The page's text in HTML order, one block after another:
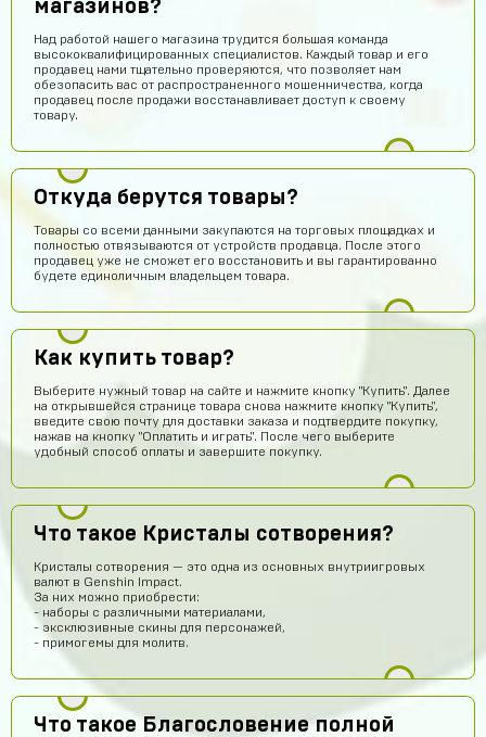
магазинов?
Над работой нашего магазина трудится большая команда
высококвалифицированных специалистов. Каждый товар и его
продавец нами тщательно проверяются, что позволяет нам
обезопасить вас от распространенного мошенничества, когда
продавец после продажи восстанавливает доступ к своему
товару.
Откуда берутся товары?
Товары со всеми данными закупаются на торговых площадках и
полностью отвязываются от устройств продавца. После этого
продавец уже не сможет его восстановить и вы гарантированно
будете единоличным владельцем товара.
Как купить товар?
Выберите нужный товар на сайте и нажмите кнопку "Купить". Далее
на открывшейся странице товара снова нажмите кнопку "Купить",
введите свою почту для доставки заказа и подтвердите покупку,
нажав на кнопку "Оплатить и играть". После чего выберите
удобный способ оплаты и завершите покупку.
Что такое Кристалы сотворения?
Кристалы сотворения — это одна из основных внутриигровых
валют в Genshin Impact.
За них можно приобрести:
- наборы с различными материалами,
- эксклюзивные скины для персонажей,
- примогемы для молитв.
Что такое Благословение полной